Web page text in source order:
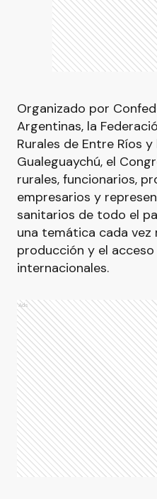
Organizado por
Argentinas, la
Rurales de Entre Ríos
Gualeguaychú, el
rurales, funcionarios,
empresarios y
sanitarios de todo el
una temática cada
producción y el
internacionales.
Ads